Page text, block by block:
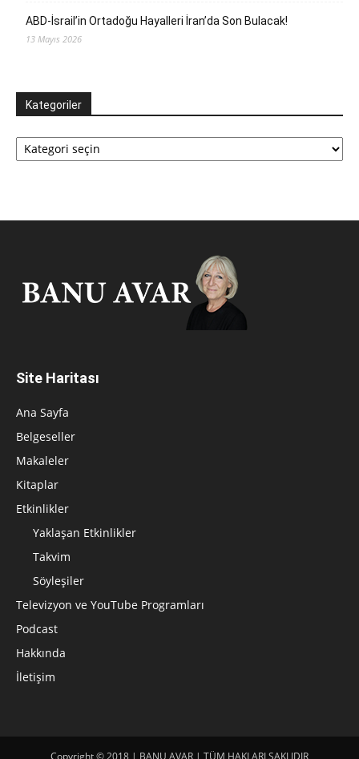
ABD-İsrail’in Ortadoğu Hayalleri İran’da Son Bulacak!
13 Mayıs 2026
Kategoriler
Kategoriler
Site Haritası
Ana Sayfa
Belgeseller
Makaleler
Kitaplar
Etkinlikler
Yaklaşan Etkinlikler
Takvim
Söyleşiler
Televizyon ve YouTube Programları
Podcast
Hakkında
İletişim
Copyright © 2018 | BANU AVAR | TÜM HAKLARI SAKLIDIR